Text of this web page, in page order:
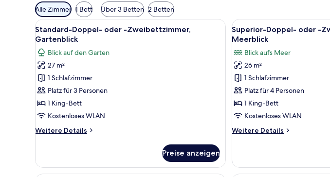
Verfügbare
Filter
für
Zimmer
Alle Zimmer 1 Bett Über 3 Betten 2 Betten
Alle
Fotos
für
Standard-
Doppel-
oder
-
Zweibettzimmer,
Gartenblick
Ein Schlafzimmer mit einem großen Bett, einem Nachttisch, einer
5
Standard-Doppel- oder -Zweibettzimmer,
Gartenblick
Blick auf den Garten
27 m²
1 Schlafzimmer
Platz für 3 Personen
1 King-Bett
Kostenloses WLAN
Weitere Details
Weitere
Doppel-
oder
Preise anzeigen
Alle
Fotos
Superior-
Doppel-
oder
-
Zweibettzimmer,
Meerblick
6
Superior-Doppel- oder -
Meerblick
Blick aufs Meer
26 m²
1 Schlafzimmer
Platz für 4 Personen
1 King-Bett
Kostenloses WLAN
Weitere Details
Weitere
Doppel-
oder